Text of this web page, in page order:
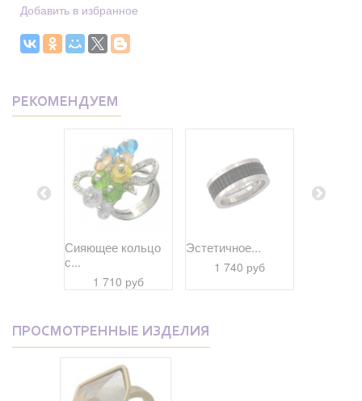
Добавить в избранное
РЕКОМЕНДУЕМ
Сияющее кольцо
с...
1 710 руб
Эстетичное...
1 740 руб
ПРОСМОТРЕННЫЕ ИЗДЕЛИЯ